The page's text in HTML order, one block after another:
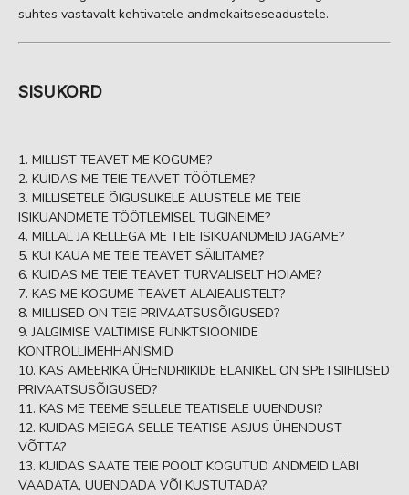
suhtes vastavalt kehtivatele andmekaitseseadustele.
SISUKORD
MILLIST TEAVET ME KOGUME?
KUIDAS ME TEIE TEAVET TÖÖTLEME?
MILLISETELE ÕIGUSLIKELE ALUSTELE ME TEIE
ISIKUANDMETE TÖÖTLEMISEL TUGINEIME?
MILLAL JA KELLEGA ME TEIE ISIKUANDMEID JAGAME?
KUI KAUA ME TEIE TEAVET SÄILITAME?
KUIDAS ME TEIE TEAVET TURVALISELT HOIAME?
KAS ME KOGUME TEAVET ALAIEALISTELT?
MILLISED ON TEIE PRIVAATSUSÕIGUSED?
JÄLGIMISE VÄLTIMISE FUNKTSIOONIDE
KONTROLLIMEHHANISMID
KAS AMEERIKA ÜHENDRIIKIDE ELANIKEL ON SPETSIIFILISED
PRIVAATSUSÕIGUSED?
KAS ME TEEME SELLELE TEATISELE UUENDUSI?
KUIDAS MEIEGA SELLE TEATISE ASJUS ÜHENDUST
VÕTTA?
KUIDAS SAATE TEIE POOLT KOGUTUD ANDMEID LÄBI
VAADATA, UUENDADA VÕI KUSTUTADA?